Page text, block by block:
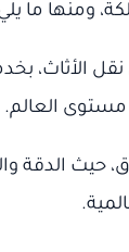
ومنها ما
الأثاث،
مستوى العالم.
حيث الدقة